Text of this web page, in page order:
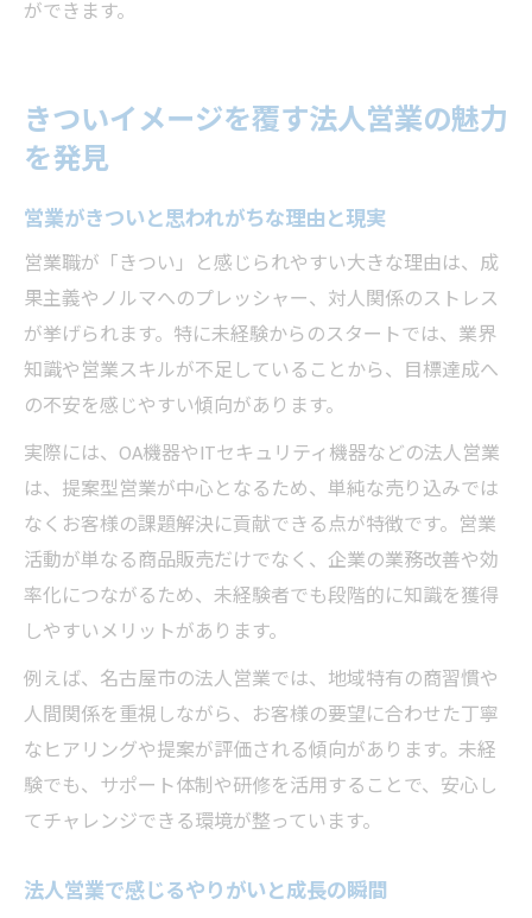
ができます。
きついイメージを覆す法人営業の魅力
を発見
営業がきついと思われがちな理由と現実
営業職が「きつい」と感じられやすい大きな理由は、成
果主義やノルマへのプレッシャー、対人関係のストレス
が挙げられます。特に未経験からのスタートでは、業界
知識や営業スキルが不足していることから、目標達成へ
の不安を感じやすい傾向があります。
実際には、OA機器やITセキュリティ機器などの法人営業
は、提案型営業が中心となるため、単純な売り込みでは
なくお客様の課題解決に貢献できる点が特徴です。営業
活動が単なる商品販売だけでなく、企業の業務改善や効
率化につながるため、未経験者でも段階的に知識を獲得
しやすいメリットがあります。
例えば、名古屋市の法人営業では、地域特有の商習慣や
人間関係を重視しながら、お客様の要望に合わせた丁寧
なヒアリングや提案が評価される傾向があります。未経
験でも、サポート体制や研修を活用することで、安心し
てチャレンジできる環境が整っています。
法人営業で感じるやりがいと成長の瞬間